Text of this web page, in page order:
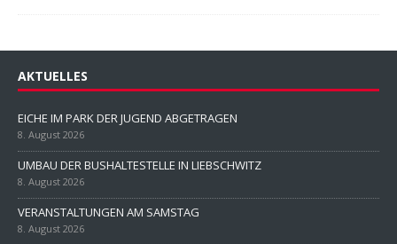
AKTUELLES
EICHE IM PARK DER JUGEND ABGETRAGEN
8. August 2026
UMBAU DER BUSHALTESTELLE IN LIEBSCHWITZ
8. August 2026
VERANSTALTUNGEN AM SAMSTAG
8. August 2026